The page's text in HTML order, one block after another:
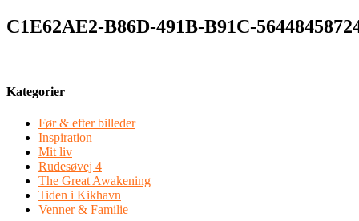
C1E62AE2-B86D-491B-B91C-
Kategorier
Før & efter billeder
Inspiration
Mit liv
Rudesøvej 4
The Great Awakening
Tiden i Kikhavn
Venner & Familie